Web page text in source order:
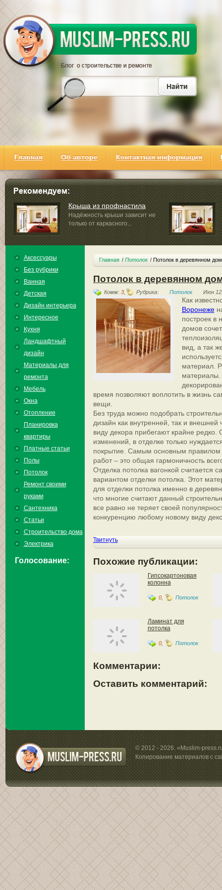
Главная Об авторе Контактная информация
Крыша из профнастила
Надёжность крыши зависит не
только от каркасного...
Аксессуары
Без рубрики
Ванная
Детская
Дизайн интерьера
Интересное
Кухня
Ландшафтный
дизайн
Материалы для
ремонта
Мебель
Окна
Отопление
Планировка
квартиры
Платные статьи
Полы
Потолок
Ремонт своими
руками
Сантехника
Статьи
Строительство дома
Электрика
Голосование:
Главная Потолок Потолок в деревянном
Потолок в деревянном
Комм: 3, Рубрика: Потолок Июн
Как
Воронеже
построек в
домов
вид, а так
материал.
материалы.
время позволяют воплотить в жизнь
вещи.
Без труда можно подобрать
дизайн как внутренней, так и
виду декора прибегают крайне редко.
изменений, в отделке только
покрытие. Самым основным правилом
работ – это общая гармоничность
Отделка потолка вагонкой считается
вариантом отделки потолка. Этот
для отделки потолка именно в
что многие считают данный
все равно не теряет своей
конкуренцию любому новому виду
Твитнуть
Похожие публикации:
Гипсокартоновая
колонна
0, Потолок
Ламинат для
потолка
0, Потолок
Комментарии:
Оставить комментарий:
© 2012 - 2026. «Muslim-
Копирование материалов с